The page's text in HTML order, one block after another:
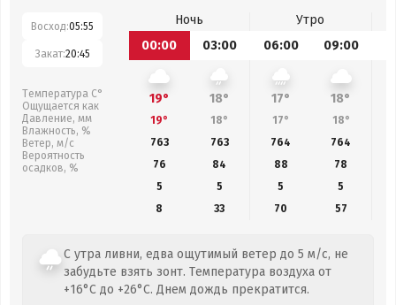
Восход:05:55
Закат:20:45
Температура С°
Ощущается как
Давление, мм
Влажность, %
Ветер, м/с
Вероятность
осадков, %
Ночь
Утро
00:00
03:00 06:00 09:00
19° 18° 17° 18°
19° 18° 17° 18°
763
763 764 764
76
84 88 78
5
5 5
5
8
33 70 57
С утра ливни, едва ощутимый ветер до 5 м/с, не
забудьте взять зонт. Температура воздуха от
+16°C до +26°C. Днем дождь прекратится.